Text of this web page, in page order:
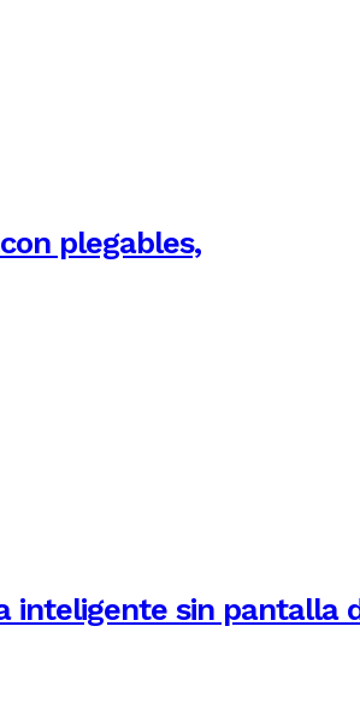
plegables,
inteligente sin pantalla